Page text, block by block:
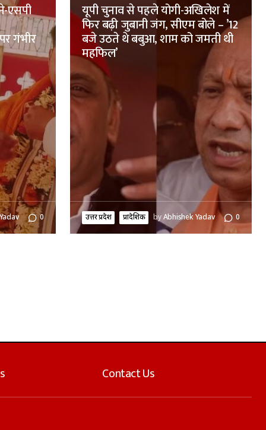
एसपी
गंभीर
0
यूपी चुनाव से पहले योगी-अखिलेश में
फिर बढ़ी जुबानी जंग, सीएम बोले – ’12
बजे उठते थे बबुआ, शाम को जमती थी
महफिल’
उत्तर प्रदेश प्रादेशिक byAbhishek Yadav 0
Contact Us